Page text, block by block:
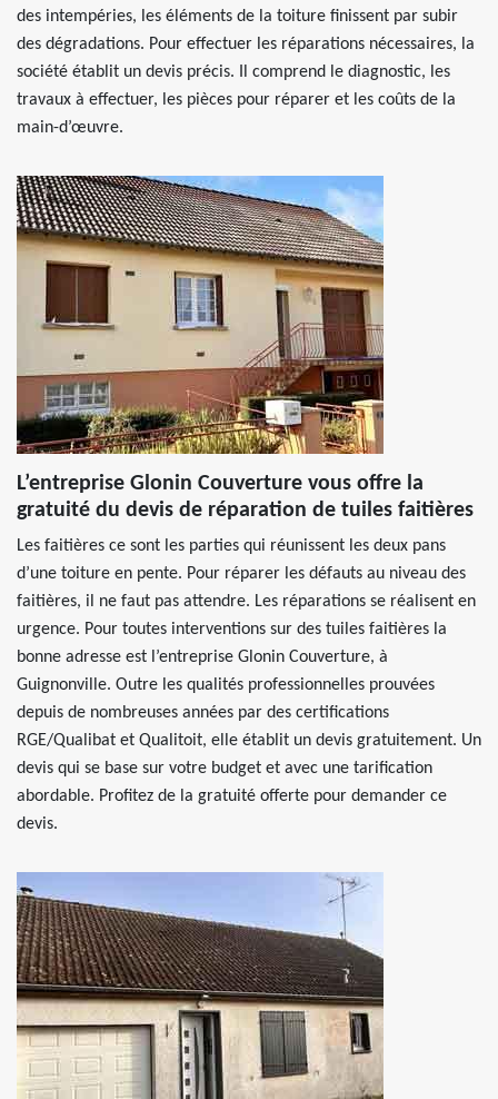
des intempéries, les éléments de la toiture finissent par subir
des dégradations. Pour effectuer les réparations nécessaires, la
société établit un devis précis. Il comprend le diagnostic, les
travaux à effectuer, les pièces pour réparer et les coûts de la
main-d’œuvre.
L’entreprise Glonin Couverture vous offre la
gratuité du devis de réparation de tuiles faitières
Les faitières ce sont les parties qui réunissent les deux pans
d’une toiture en pente. Pour réparer les défauts au niveau des
faitières, il ne faut pas attendre. Les réparations se réalisent en
urgence. Pour toutes interventions sur des tuiles faitières la
bonne adresse est l’entreprise Glonin Couverture, à
Guignonville. Outre les qualités professionnelles prouvées
depuis de nombreuses années par des certifications
RGE/Qualibat et Qualitoit, elle établit un devis gratuitement. Un
devis qui se base sur votre budget et avec une tarification
abordable. Profitez de la gratuité offerte pour demander ce
devis.